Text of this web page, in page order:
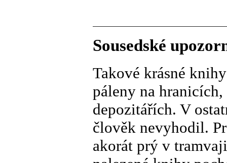
Sousedské
Takové krásné
páleny na
depozitářích. V
člověk nevyhodil.
akorát prý v